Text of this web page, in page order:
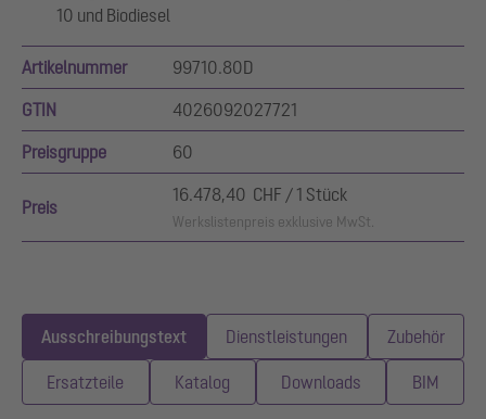
10 und Biodiesel
Artikelnummer 99710.80D
GTIN 4026092027721
Preisgruppe 60
Preis
16.478,40 CHF / 1 Stück
Werkslistenpreis exklusive MwSt.
Ausschreibungstext Dienstleistungen Zubehör
Ersatzteile Katalog Downloads BIM